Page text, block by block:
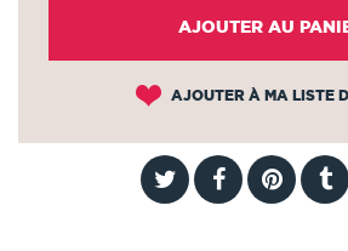
AJOUTER AU
AJOUTER À MA LISTE